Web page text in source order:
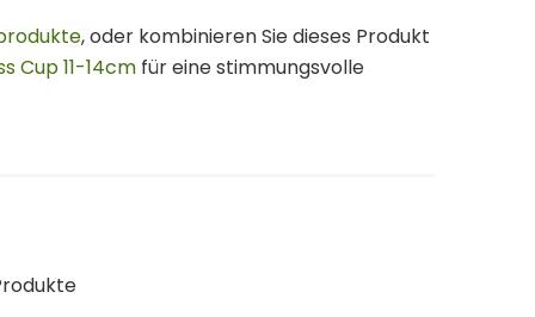
, oder kombinieren Sie dieses Produkt
Cup 11-14cm für eine stimmungsvolle